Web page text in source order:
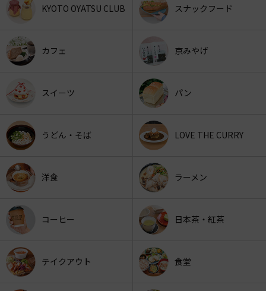
KYOTO OYATSU CLUB スナックフード
カフェ 京みやげ
スイーツ パン
うどん・そば LOVE THE CURRY
洋食 ラーメン
コーヒー 日本茶・紅茶
テイクアウト 食堂